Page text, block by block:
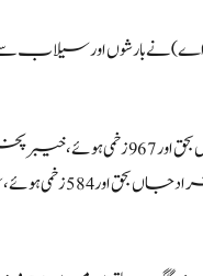
اے) نے بارشوں اور سیلاب